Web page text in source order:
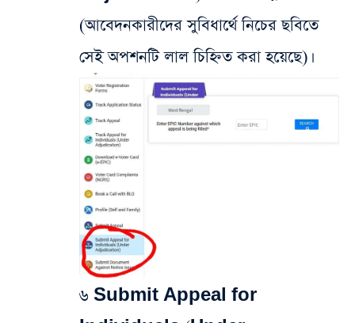
(আবেদনকারীদের সুবিধার্থে নিচের ছবিতে
সেই অপশনটি লাল চিহ্নিত করা হয়েছে)।
৬ Submit Appeal for